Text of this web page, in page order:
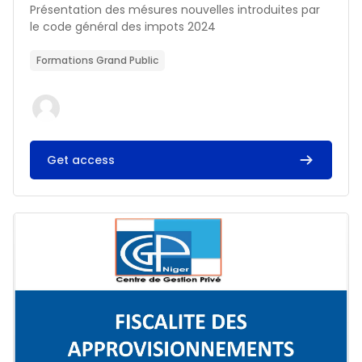
Résumé du cours :
Présentation des mésures nouvelles introduites par
le code général des impots 2024
Formations Grand Public
Get access
Image du cours FISCALITE DES APPROVISIONNEMENTS